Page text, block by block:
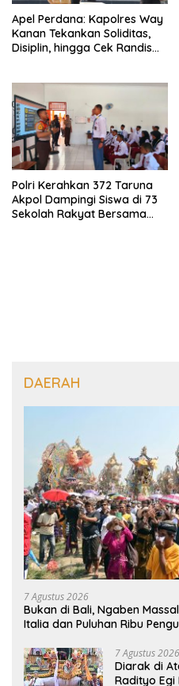
Apel Perdana: Kapolres Way
Kanan Tekankan Soliditas,
Disiplin, hingga Cek Randis
Polri Kerahkan 372 Taruna
Akpol Dampingi Siswa di 73
Sekolah Rakyat Bersama
DAERAH
7 Agustus 2026
Bukan di Bali, Ngaben
Italia dan Puluhan Ribu
7 Agustus 2026
Diarak di
Radityo Egi